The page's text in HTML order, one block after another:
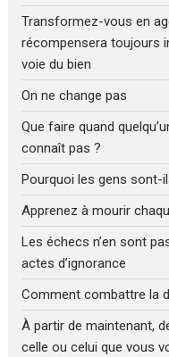
Transformez-vous en
récompensera toujours
voie du bien
On ne change pas
Que faire quand
connaît pas ?
Pourquoi les gens sont-
Apprenez à mourir
Les échecs n’en sont
actes d’ignorance
Comment combattre la
À partir de maintenant,
celle ou celui que vous